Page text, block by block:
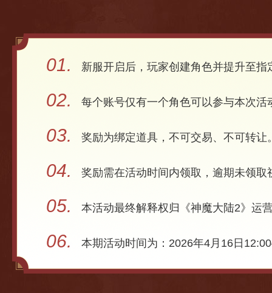
01. 新服开启后，玩家创建角色并提升至
02. 每个账号仅有一个角色可以参与本次活
03. 奖励为绑定道具，不可交易、不可转让
04. 奖励需在活动时间内领取，逾期未领取
05. 本活动最终解释权归《神魔大陆2》运
06. 本期活动时间为：2026年4月16日